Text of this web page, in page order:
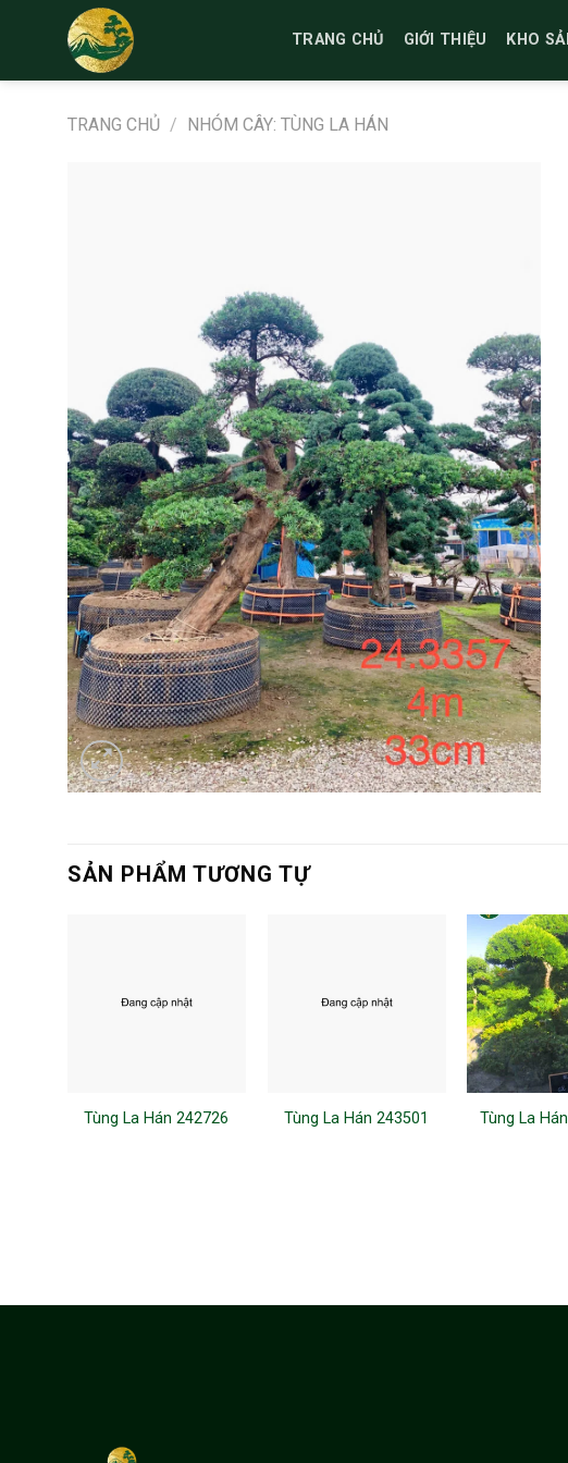
TRANG CHỦ GIỚI THIỆU KHO
TRANG CHỦ / NHÓM CÂY: TÙNG LA HÁN
SẢN PHẨM TƯƠNG TỰ
Tùng La Hán 242726 Tùng La Hán 243501 Tùng La